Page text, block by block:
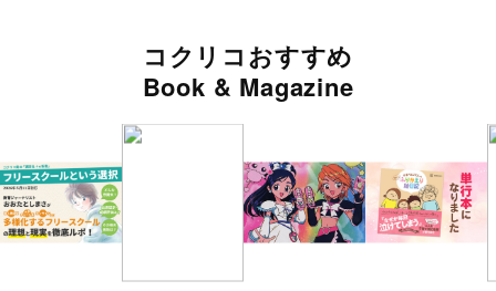
コクリコおすすめ
Book & Magazine